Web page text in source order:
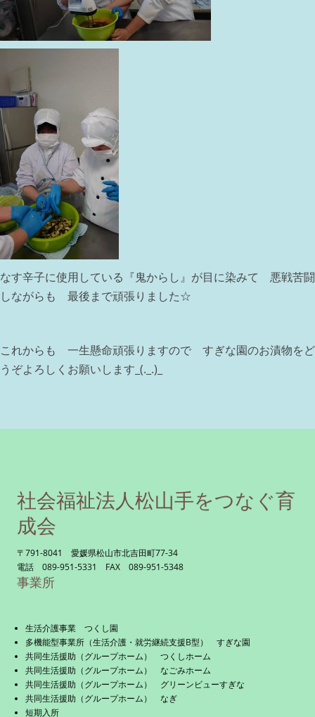
なす辛子に使用している『鬼からし』が目に染みて 悪戦苦闘
しながらも 最後まで頑張りました☆
これからも 一生懸命頑張りますので すぎな園のお漬物をど
うぞよろしくお願いします_(._.)_
社会福祉法人松山手をつなぐ育
成会
〒791-8041 愛媛県松山市北吉田町77-34
電話 089-951-5331 FAX 089-951-5348
事業所
生活介護事業 つくし園
多機能型事業所（生活介護・就労継続支援B型） すぎな園
共同生活援助（グループホーム） つくしホーム
共同生活援助（グループホーム） なごみホーム
共同生活援助（グループホーム） グリーンビューすぎな
共同生活援助（グループホーム） なぎ
短期入所